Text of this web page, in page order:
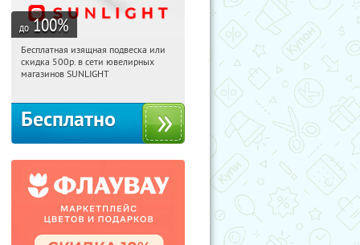
до 100%
03:33:05 Получили:
Россия
Бесплатная изящная подвеска или
скидка 500р. в сети ювелирных
магазинов SUNLIGHT
Бесплатно